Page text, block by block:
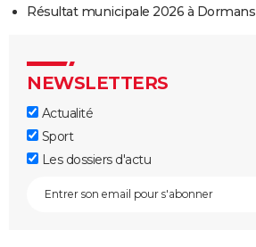
Résultat municipale 2026 à Dormans
NEWSLETTERS
Actualité
Sport
Les dossiers d'actu